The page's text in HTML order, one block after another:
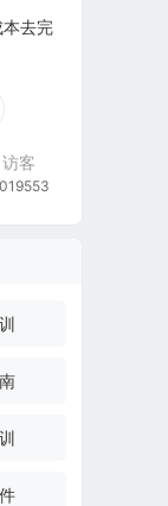
去完
访客